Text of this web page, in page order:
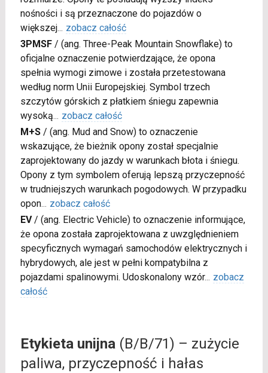
nośności i są przeznaczone do pojazdów o
większej... zobacz całość
3PMSF/ (ang. Three-Peak Mountain Snowflake) to
oficjalne oznaczenie potwierdzające, że opona
spełnia wymogi zimowe i została przetestowana
według norm Unii Europejskiej. Symbol trzech
szczytów górskich z płatkiem śniegu zapewnia
wysoką... zobacz całość
M+S/ (ang. Mud and Snow) to oznaczenie
wskazujące, że bieżnik opony został specjalnie
zaprojektowany do jazdy w warunkach błota i śniegu.
Opony z tym symbolem oferują lepszą przyczepność
w trudniejszych warunkach pogodowych. W przypadku
opon... zobacz całość
EV/ (ang. Electric Vehicle) to oznaczenie informujące,
że opona została zaprojektowana z uwzględnieniem
specyficznych wymagań samochodów elektrycznych i
hybrydowych, ale jest w pełni kompatybilna z
pojazdami spalinowymi. Udoskonalony wzór... zobacz
całość
Etykieta unijna(B/B/71) – zużycie
paliwa, przyczepność i hałas